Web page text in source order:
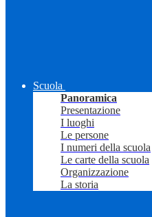
Scuola
Panoramica
Presentazione
I luoghi
Le persone
I numeri della scuola
Le carte della scuola
Organizzazione
La storia